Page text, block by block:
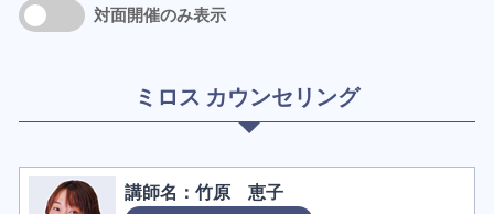
対面開催のみ表示
ミロス カウンセリング
竹原 恵子